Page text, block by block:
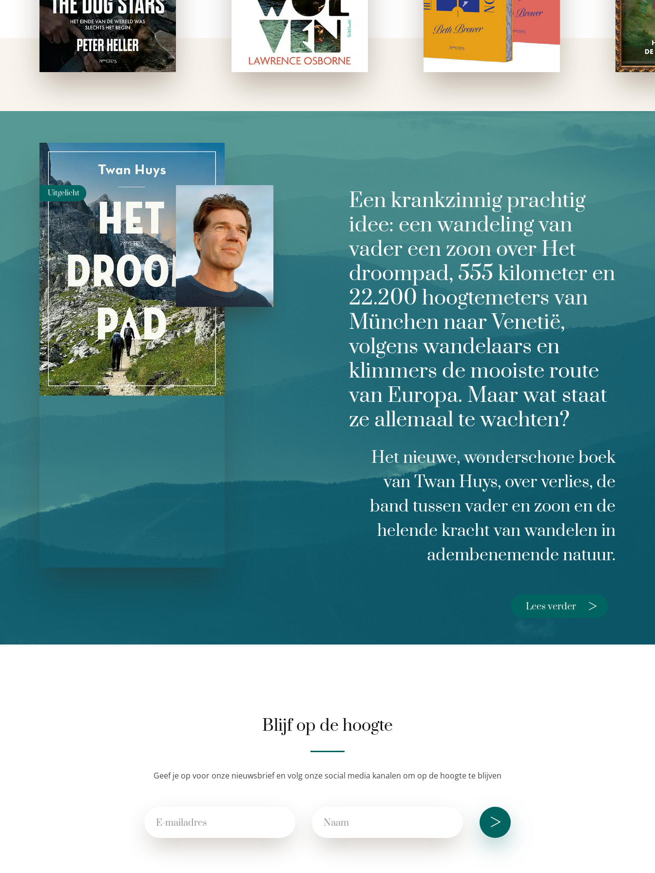
Tyler Chana aan, die …
bestaan van de laatste drie
…
Een krankzinnig prachtig
idee: een wandeling van
vader een zoon over Het
droompad, 555 kilometer en
22.200 hoogtemeters van
München naar Venetië,
volgens wandelaars en
klimmers de mooiste route
van Europa. Maar wat staat
ze allemaal te wachten?
Het nieuwe, wonderschone boek
van Twan Huys, over verlies, de
band tussen vader en zoon en de
helende kracht van wandelen in
adembenemende natuur.
Uitgelicht
Lees verder >
Blijf op de hoogte
Geef je op voor onze nieuwsbrief en volg onze social media kanalen om op de hoogte te blijven
>